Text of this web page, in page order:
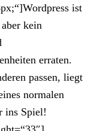
ist
kein
erraten.
passen, liegt
normalen
ins Spiel!